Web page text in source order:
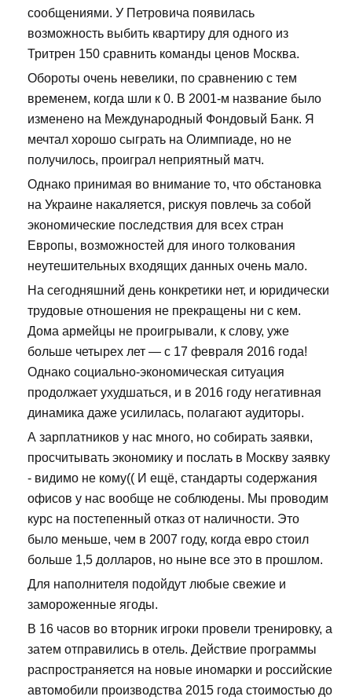
сообщениями. У Петровича появилась
возможность выбить квартиру для одного из
Тритрен 150 сравнить команды ценов Москва.
Обороты очень невелики, по сравнению с тем
временем, когда шли к 0. В 2001-м название было
изменено на Международный Фондовый Банк. Я
мечтал хорошо сыграть на Олимпиаде, но не
получилось, проиграл неприятный матч.
Однако принимая во внимание то, что обстановка
на Украине накаляется, рискуя повлечь за собой
экономические последствия для всех стран
Европы, возможностей для иного толкования
неутешительных входящих данных очень мало.
На сегодняшний день конкретики нет, и юридически
трудовые отношения не прекращены ни с кем.
Дома армейцы не проигрывали, к слову, уже
больше четырех лет — с 17 февраля 2016 года!
Однако социально-экономическая ситуация
продолжает ухудшаться, и в 2016 году негативная
динамика даже усилилась, полагают аудиторы.
А зарплатников у нас много, но собирать заявки,
просчитывать экономику и послать в Москву заявку
- видимо не кому(( И ещё, стандарты содержания
офисов у нас вообще не соблюдены. Мы проводим
курс на постепенный отказ от наличности. Это
было меньше, чем в 2007 году, когда евро стоил
больше 1,5 долларов, но ныне все это в прошлом.
Для наполнителя подойдут любые свежие и
замороженные ягоды.
В 16 часов во вторник игроки провели тренировку, а
затем отправились в отель. Действие программы
распространяется на новые иномарки и российские
автомобили производства 2015 года стоимостью до